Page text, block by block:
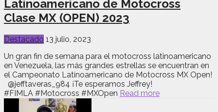
Latinoamericano de Motocross
Clase MX (OPEN) 2023
Destacado 13 julio, 2023
Un gran fin de semana para el motocross latinoamericano
en Venezuela, las más grandes estrellas se encuentran en
el Campeonato Latinoamericano de Motocross MX Open!
@jefftaveras_984 ¡Te esperamos Jeffrey!
#FIMLA #Motocross #MXOpen Read more